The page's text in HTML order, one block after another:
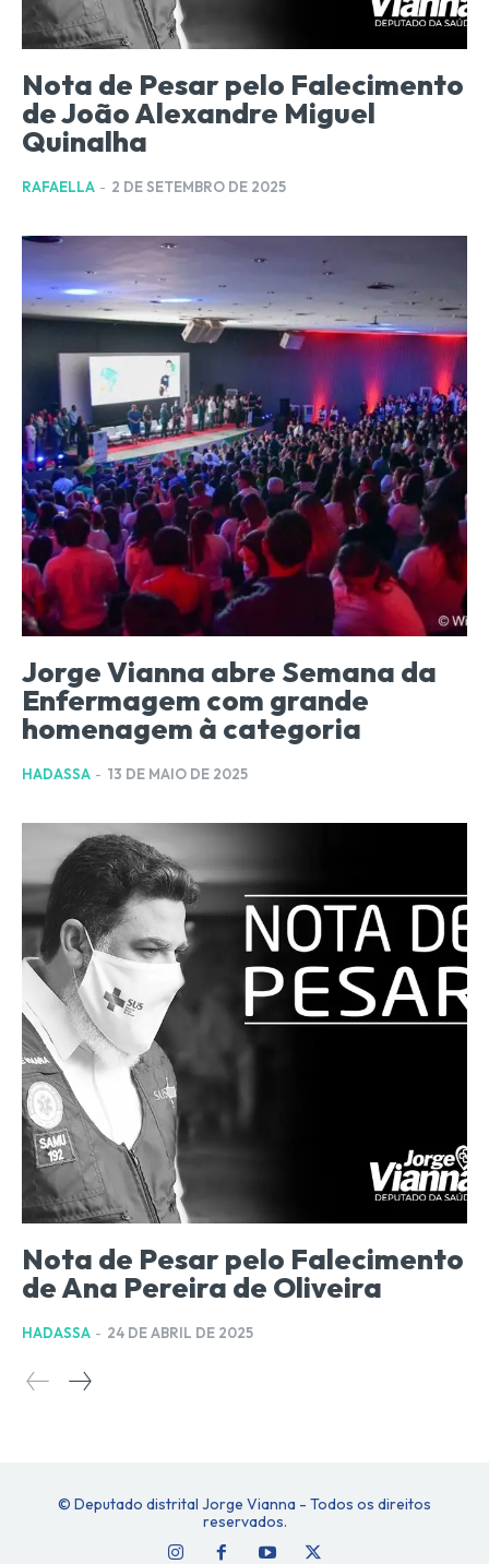
Nota de Pesar pelo Falecimento
de João Alexandre Miguel
Quinalha
RAFAELLA - 2 DE SETEMBRO DE 2025
Jorge Vianna abre Semana da
Enfermagem com grande
homenagem à categoria
HADASSA - 13 DE MAIO DE 2025
Nota de Pesar pelo Falecimento
de Ana Pereira de Oliveira
HADASSA - 24 DE ABRIL DE 2025
© Deputado distrital Jorge Vianna - Todos os direitos
reservados.